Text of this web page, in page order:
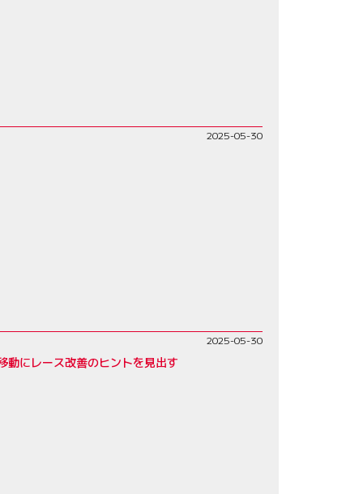
2025-05-30
2025-05-30
動にレース改善のヒントを見出す